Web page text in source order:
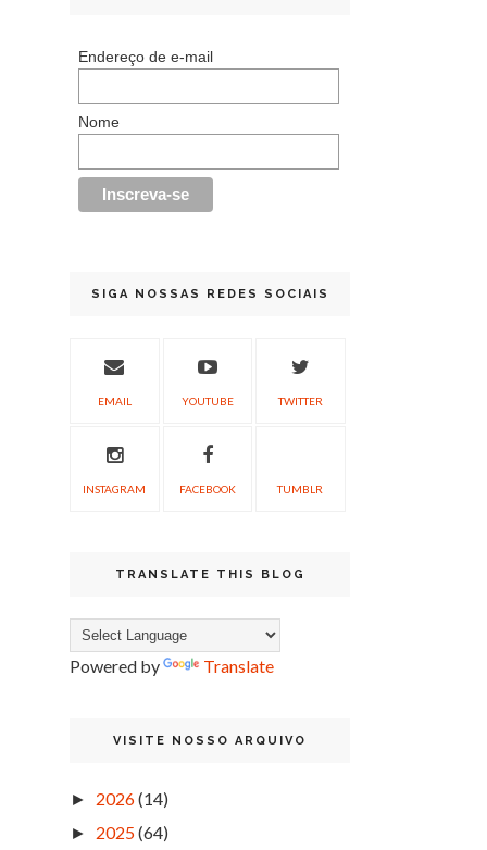
Endereço de e-mail
Nome
SIGA NOSSAS REDES SOCIAIS
EMAIL YOUTUBE TWITTER
INSTAGRAM FACEBOOK TUMBLR
TRANSLATE THIS BLOG
Powered by Translate
VISITE NOSSO ARQUIVO
► 2026(14)
► 2025(64)